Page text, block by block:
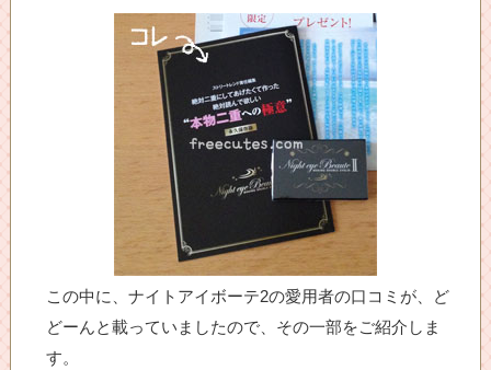
この中に、ナイトアイボーテ2の愛用者の口コミが、ど
どーんと載っていましたので、その一部をご紹介しま
す。